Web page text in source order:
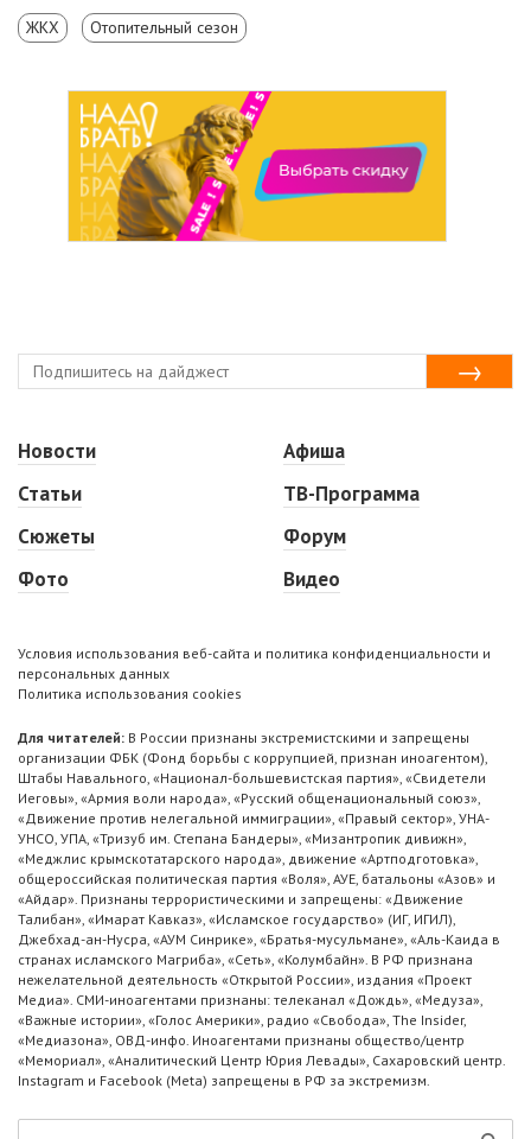
ЖКХ Отопительный сезон
Новости
Статьи
Сюжеты
Фото
Афиша
ТВ-Программа
Форум
Видео
Условия использования веб-сайта и политика конфиденциальности и
персональных данных
Политика использования cookies
Для читателей: В России признаны экстремистскими и запрещены
организации ФБК (Фонд борьбы с коррупцией, признан иноагентом),
Штабы Навального, «Национал-большевистская партия», «Свидетели
Иеговы», «Армия воли народа», «Русский общенациональный союз»,
«Движение против нелегальной иммиграции», «Правый сектор», УНА-
УНСО, УПА, «Тризуб им. Степана Бандеры», «Мизантропик дивижн»,
«Меджлис крымскотатарского народа», движение «Артподготовка»,
общероссийская политическая партия «Воля», АУЕ, батальоны «Азов» и
«Айдар». Признаны террористическими и запрещены: «Движение
Талибан», «Имарат Кавказ», «Исламское государство» (ИГ, ИГИЛ),
Джебхад-ан-Нусра, «АУМ Синрике», «Братья-мусульмане», «Аль-Каида в
странах исламского Магриба», «Сеть», «Колумбайн». В РФ признана
нежелательной деятельность «Открытой России», издания «Проект
Медиа». СМИ-иноагентами признаны: телеканал «Дождь», «Медуза»,
«Важные истории», «Голос Америки», радио «Свобода», The Insider,
«Медиазона», ОВД-инфо. Иноагентами признаны общество/центр
«Мемориал», «Аналитический Центр Юрия Левады», Сахаровский центр.
Instagram и Facebook (Metа) запрещены в РФ за экстремизм.